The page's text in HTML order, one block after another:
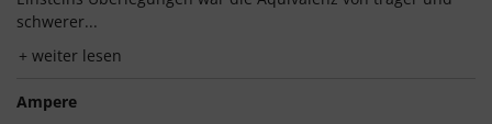
schwerer...
weiter lesen
Ampere